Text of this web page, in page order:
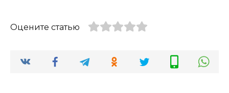
Оцените статью